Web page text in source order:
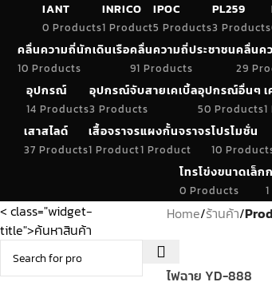
IANT
0 Products
INRICO
1 Product
IPOC
5 Products
PL259
3 Products
คลื่นความถี่นักเดินเรือ
10 Products
คลื่นความถี่ประชาชน
91 Products
คลื่นค
29
อุปกรณ์
14 Products
อุปกรณ์จับสายเคเบิ้ล
3 Products
อุปกรณ์อื่นๆ
50 Products
เสาสไลด์
37 Products
เสื้อจราจร
1 Product
แผงกั้นจราจร
1 Product
โปรโมชั่น
10
โทรโข่งขนาดเล็ก
0 Products
< class="widget-
title">ค้นหาสินค้า
Home/ร้านค้า/
ไฟฉาย YD-888